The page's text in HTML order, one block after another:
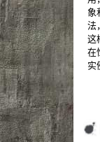
象
法
这
在
实